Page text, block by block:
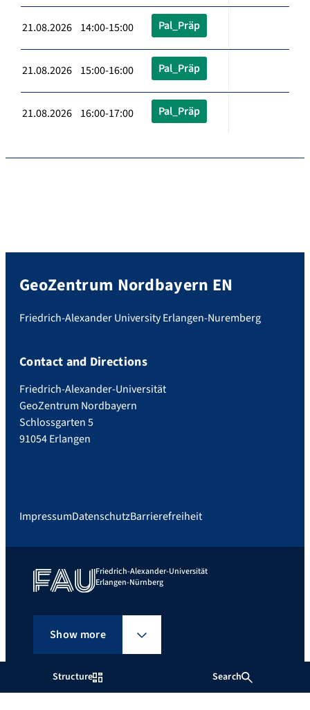
Structure Search
21.08.2026 14:00-15:00 Pal_Präp
21.08.2026 15:00-16:00 Pal_Präp
21.08.2026 16:00-17:00 Pal_Präp
GeoZentrum Nordbayern EN
Friedrich-Alexander University Erlangen-Nuremberg
Contact and Directions
Friedrich-Alexander-Universität
GeoZentrum Nordbayern
Schlossgarten 5
91054 Erlangen
ImpressumDatenschutzBarrierefreiheit
Friedrich-Alexander-Universität
Erlangen-Nürnberg
Show more